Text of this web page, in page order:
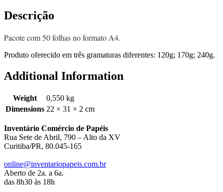
Descrição
Pacote com 50 folhas no formato A4.
Produto oferecido em três gramaturas diferentes: 120g; 170g; 240g.
Additional Information
Weight
0,550 kg
Dimensions 22 × 31 × 2 cm
Inventário Comércio de Papéis
Rua Sete de Abril, 790 – Alto da XV
Curitiba/PR, 80.045-165
online@inventariopapeis.com.br
Aberto de 2a. a 6a.
das 8h30 às 18h